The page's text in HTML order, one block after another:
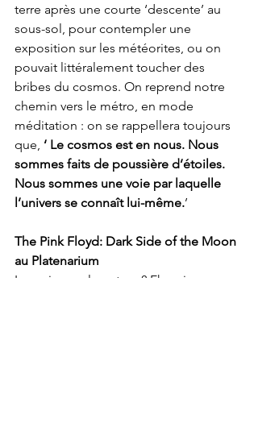
terre après une courte ‘descente’ au
sous-sol, pour contempler une
exposition sur les météorites, ou on
pouvait littéralement toucher des
bribes du cosmos. On reprend notre
chemin vers le métro, en mode
méditation : on se rappellera toujours
que, ‘ Le cosmos est en nous. Nous
sommes faits de poussière d’étoiles.
Nous sommes une voie par laquelle
l’univers se connaît lui-même.’
The Pink Floyd: Dark Side of the Moon
au Platenarium
La cerise sur le gateau? Eh oui…